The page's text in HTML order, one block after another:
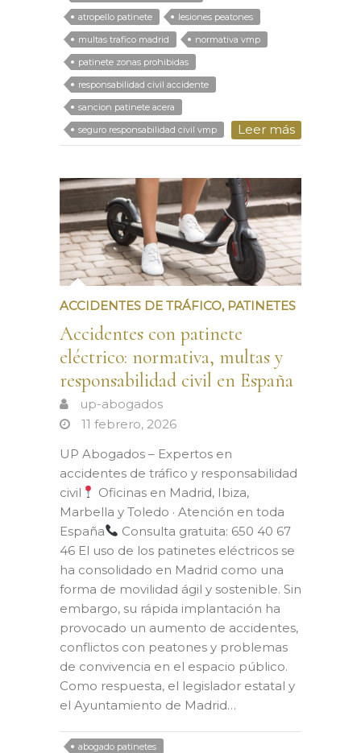
atropello patinete
lesiones peatones
multas trafico madrid
normativa vmp
patinete zonas prohibidas
responsabilidad civil accidente
sancion patinete acera
seguro responsabilidad civil vmp
Leer más
ACCIDENTES DE TRÁFICO, PATINETES
Accidentes con patinete
eléctrico: normativa, multas y
responsabilidad civil en España
up-abogados
11 febrero, 2026
UP Abogados – Expertos en
accidentes de tráfico y responsabilidad
civil
Oficinas en Madrid, Ibiza,
Marbella y Toledo · Atención en toda
España
Consulta gratuita: 650 40 67
46 El uso de los patinetes eléctricos se
ha consolidado en Madrid como una
forma de movilidad ágil y sostenible. Sin
embargo, su rápida implantación ha
provocado un aumento de accidentes,
conflictos con peatones y problemas
de convivencia en el espacio público.
Como respuesta, el legislador estatal y
el Ayuntamiento de Madrid…
abogado patinetes